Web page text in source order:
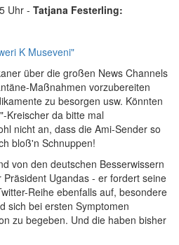
Uhr - Tatjana Festerling:
K Museveni"
über die großen News Channels
Maßnahmen vorzubereiten
zu besorgen usw. Könnten
Kreischer da bitte mal
nicht an, dass die Ami-Sender so
bloß'n Schnuppen!
von den deutschen Besserwissern
Ugandas - er fordert seine
Reihe ebenfalls auf, besondere
sich bei ersten Symptomen
zu begeben. Und die haben bisher